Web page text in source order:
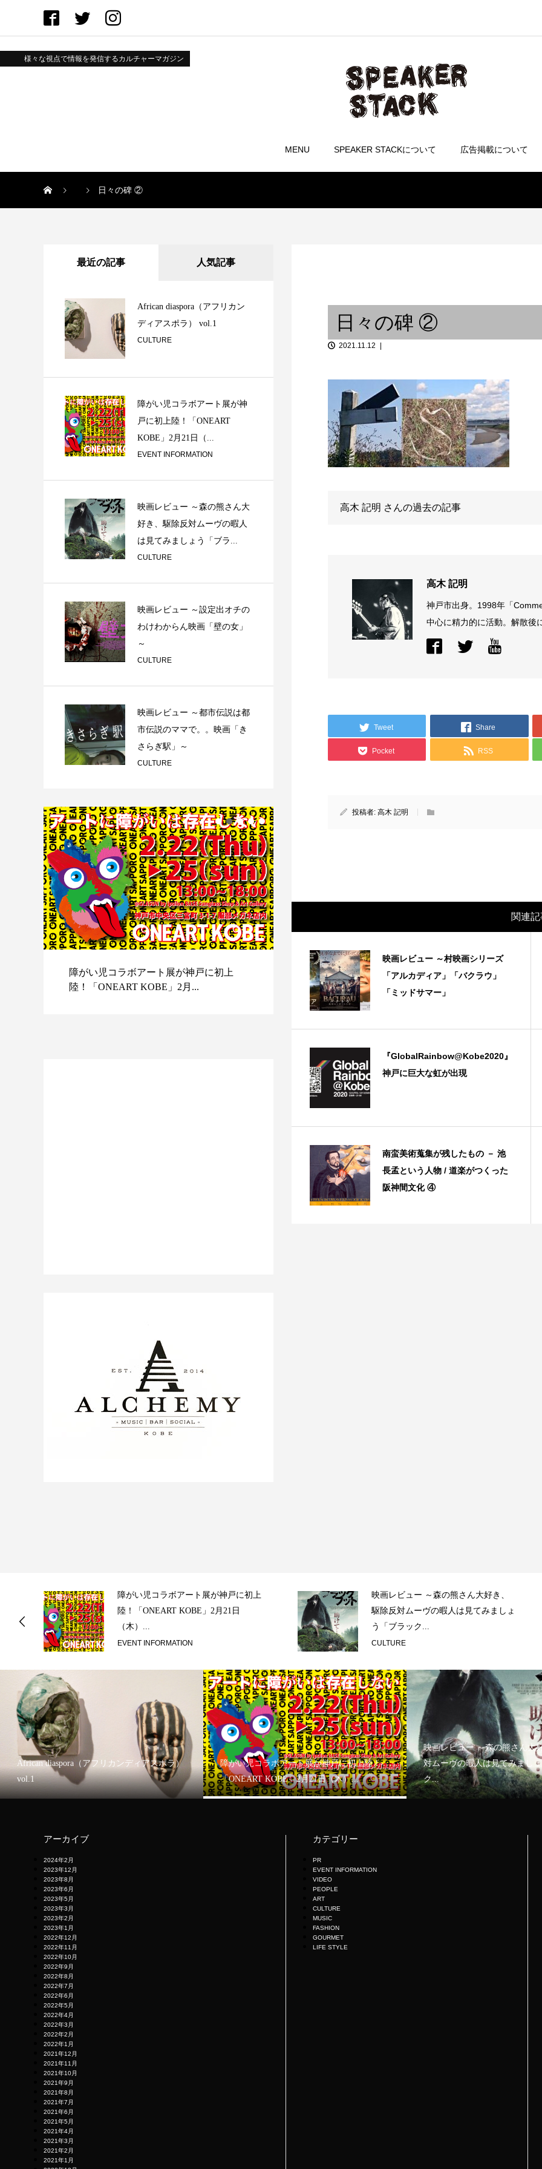
様々な視点で情報を発信するカルチャーマガジン
MENU SPEAKER STACKについて 広告掲載について
Maximalism or Minimalism
/ From Occi...
ディング
「音談るつぼ」＃6 ジャズ研飲
みで、私と。
ベースとドラムの間には、宇宙
的空間が存在する / 或...
不登校と あ
ョン ③
日々の碑 ②
日々の碑 ②
2021.11.12
高木 記明 さんの過去の記事
高木 記明
神戸市出身。1998年「
中心に精力的に活動。解散後
Tweet Share
Pocket RSS
投稿者:高木 記明
関連
映画レビュー ～村映画シリーズ
「アルカディア」「バクラウ」
「ミッドサマー」
『GlobalRainbow@Kobe2020』
神戸に巨大な虹が出現
南蛮美術蒐集が残したもの － 池
長孟という人物 / 道楽がつくった
阪神間文化 ④
最近の記事 人気記事
African diaspora（アフリカン
ディアスポラ） vol.1
CULTURE
障がい児コラボアート展が神
戸に初上陸！「ONEART
KOBE」2月21日（...
EVENT INFORMATION
映画レビュー ～森の熊さん大
好き、駆除反対ムーヴの暇人
は見てみましょう「ブラ...
CULTURE
映画レビュー ～設定出オチの
わけわからん映画「壁の女」
～
CULTURE
映画レビュー ～都市伝説は都
市伝説のママで。。映画「き
さらぎ駅」～
CULTURE
障がい児コラボアート展が神戸に初上
陸！「ONEART KOBE」2月...
映画レビュー ～森の熊さん大好き、駆除
反対ムーヴの暇人は見てみましょ...
障がい児コラボアート展が神戸に初上
陸！「ONEART KOBE」2月21日
（木）...
EVENT INFORMATION
映画レビュー ～森の熊さん大好き、
駆除反対ムーヴの暇人は見てみましょ
う「ブラック...
CULTURE
African diaspora（アフリカンディアスポラ）
vol.1
障がい児コラボアート展が神戸に初上陸！
「ONEART KOBE」2月21日（木）...
映画レビュー ～森の熊さん大
対ムーヴの暇人は見てみまし
ク...
アーカイブ
2024年2月
2023年12月
2023年8月
2023年6月
2023年5月
2023年3月
2023年2月
2023年1月
2022年12月
2022年11月
2022年10月
2022年9月
2022年8月
2022年7月
2022年6月
2022年5月
2022年4月
2022年3月
2022年2月
2022年1月
2021年12月
2021年11月
2021年10月
2021年9月
2021年8月
2021年7月
2021年6月
2021年5月
2021年4月
2021年3月
2021年2月
2021年1月
カテゴリー
PR
EVENT INFORMATION
VIDEO
PEOPLE
ART
CULTURE
MUSIC
FASHION
GOURMET
LIFE STYLE